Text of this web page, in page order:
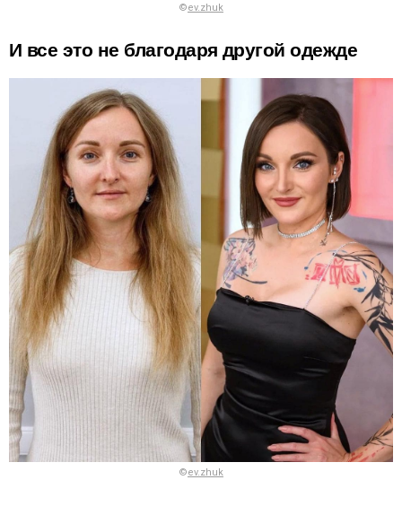
©ev.zhuk
И все это не благодаря другой одежде
©ev.zhuk